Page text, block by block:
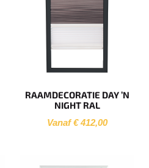
RAAMDECORATIE DAY ’N
NIGHT RAL
Vanaf € 412,00